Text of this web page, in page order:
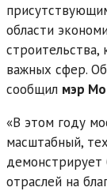
области
важных сфер.
сообщил мэр
«В этом году
масштабный,
отраслей на